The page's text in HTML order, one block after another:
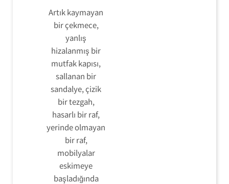
Artık kaymayan
bir çekmece,
yanlış
hizalanmış bir
mutfak kapısı,
sallanan bir
sandalye, çizik
bir tezgah,
hasarlı bir raf,
yerinde olmayan
bir raf,
mobilyalar
eskimeye
başladığında